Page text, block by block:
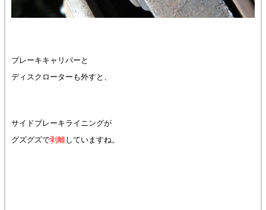
ブレーキキャリパーと
ディスクローターも外すと、
サイドブレーキライニングが
グズグズで剥離していますね。